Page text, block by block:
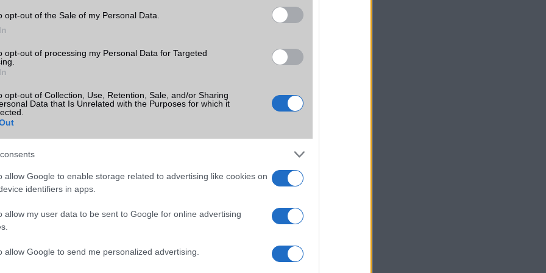
opt-out of the Sale of my Personal Data.
opt-out of processing my Personal Data for Targeted
opt-out of Collection, Use, Retention, Sale, and/or Sharing
Data that Is Unrelated with the Purposes for which it
allow Google to enable storage related to advertising like cookies on
identifiers in apps.
allow my user data to be sent to Google for online advertising
allow Google to send me personalized advertising.
telefon –Google Pixel 7
telefon –
Telefonguru legfrissebb híreiért!
linkek: